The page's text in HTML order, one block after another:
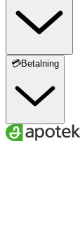
💳Betalning